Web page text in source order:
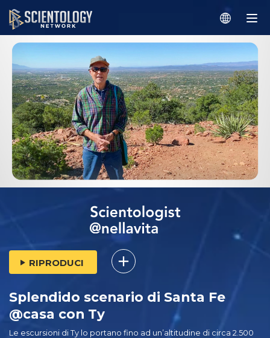
RIPRODUCI
Splendido scenario di Santa Fe
@casa con Ty
Le escursioni di Ty lo portano fino ad un’altitudine di circa 2.500